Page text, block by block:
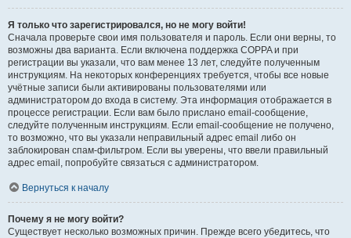
Я только что зарегистрировался, но не могу войти!
Сначала проверьте свои имя пользователя и пароль. Если они верны, то
возможны два варианта. Если включена поддержка COPPA и при
регистрации вы указали, что вам менее 13 лет, следуйте полученным
инструкциям. На некоторых конференциях требуется, чтобы все новые
учётные записи были активированы пользователями или
администратором до входа в систему. Эта информация отображается в
процессе регистрации. Если вам было прислано email-сообщение,
следуйте полученным инструкциям. Если email-сообщение не получено,
то возможно, что вы указали неправильный адрес email либо он
заблокирован спам-фильтром. Если вы уверены, что ввели правильный
адрес email, попробуйте связаться с администратором.
Вернуться к началу
Почему я не могу войти?
Существует несколько возможных причин. Прежде всего убедитесь, что